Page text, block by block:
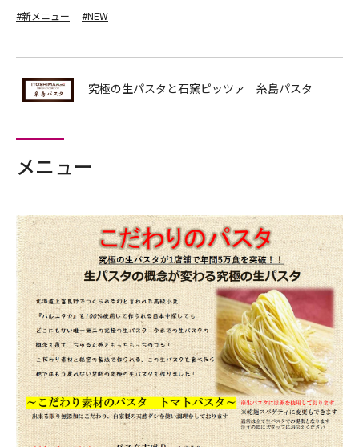
#新メニュー #NEW
究極の生パスタと石窯ピッツァ 糸島パスタ
メニュー